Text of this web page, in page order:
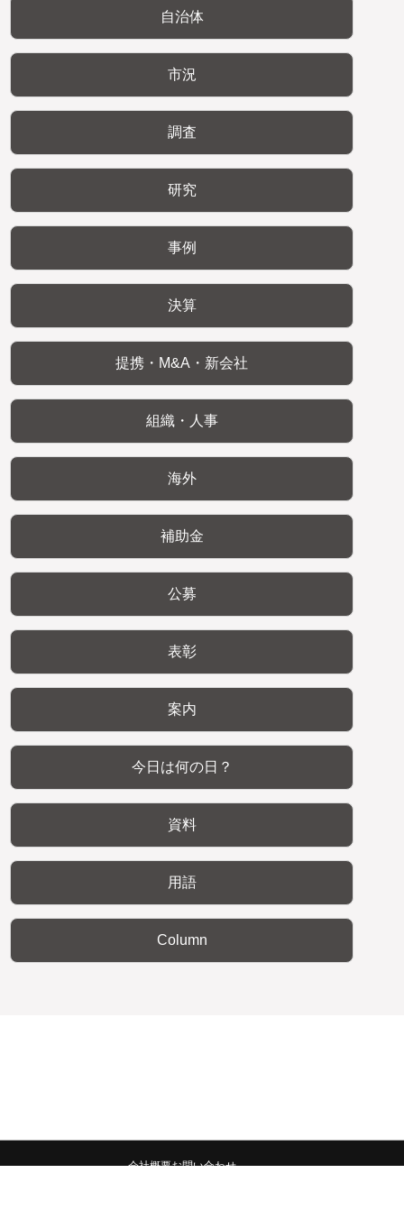
自治体
市況
調査
研究
事例
決算
提携・M&A・新会社
組織・人事
海外
補助金
公募
表彰
案内
今日は何の日？
資料
用語
Column
会社概要お問い合わせ